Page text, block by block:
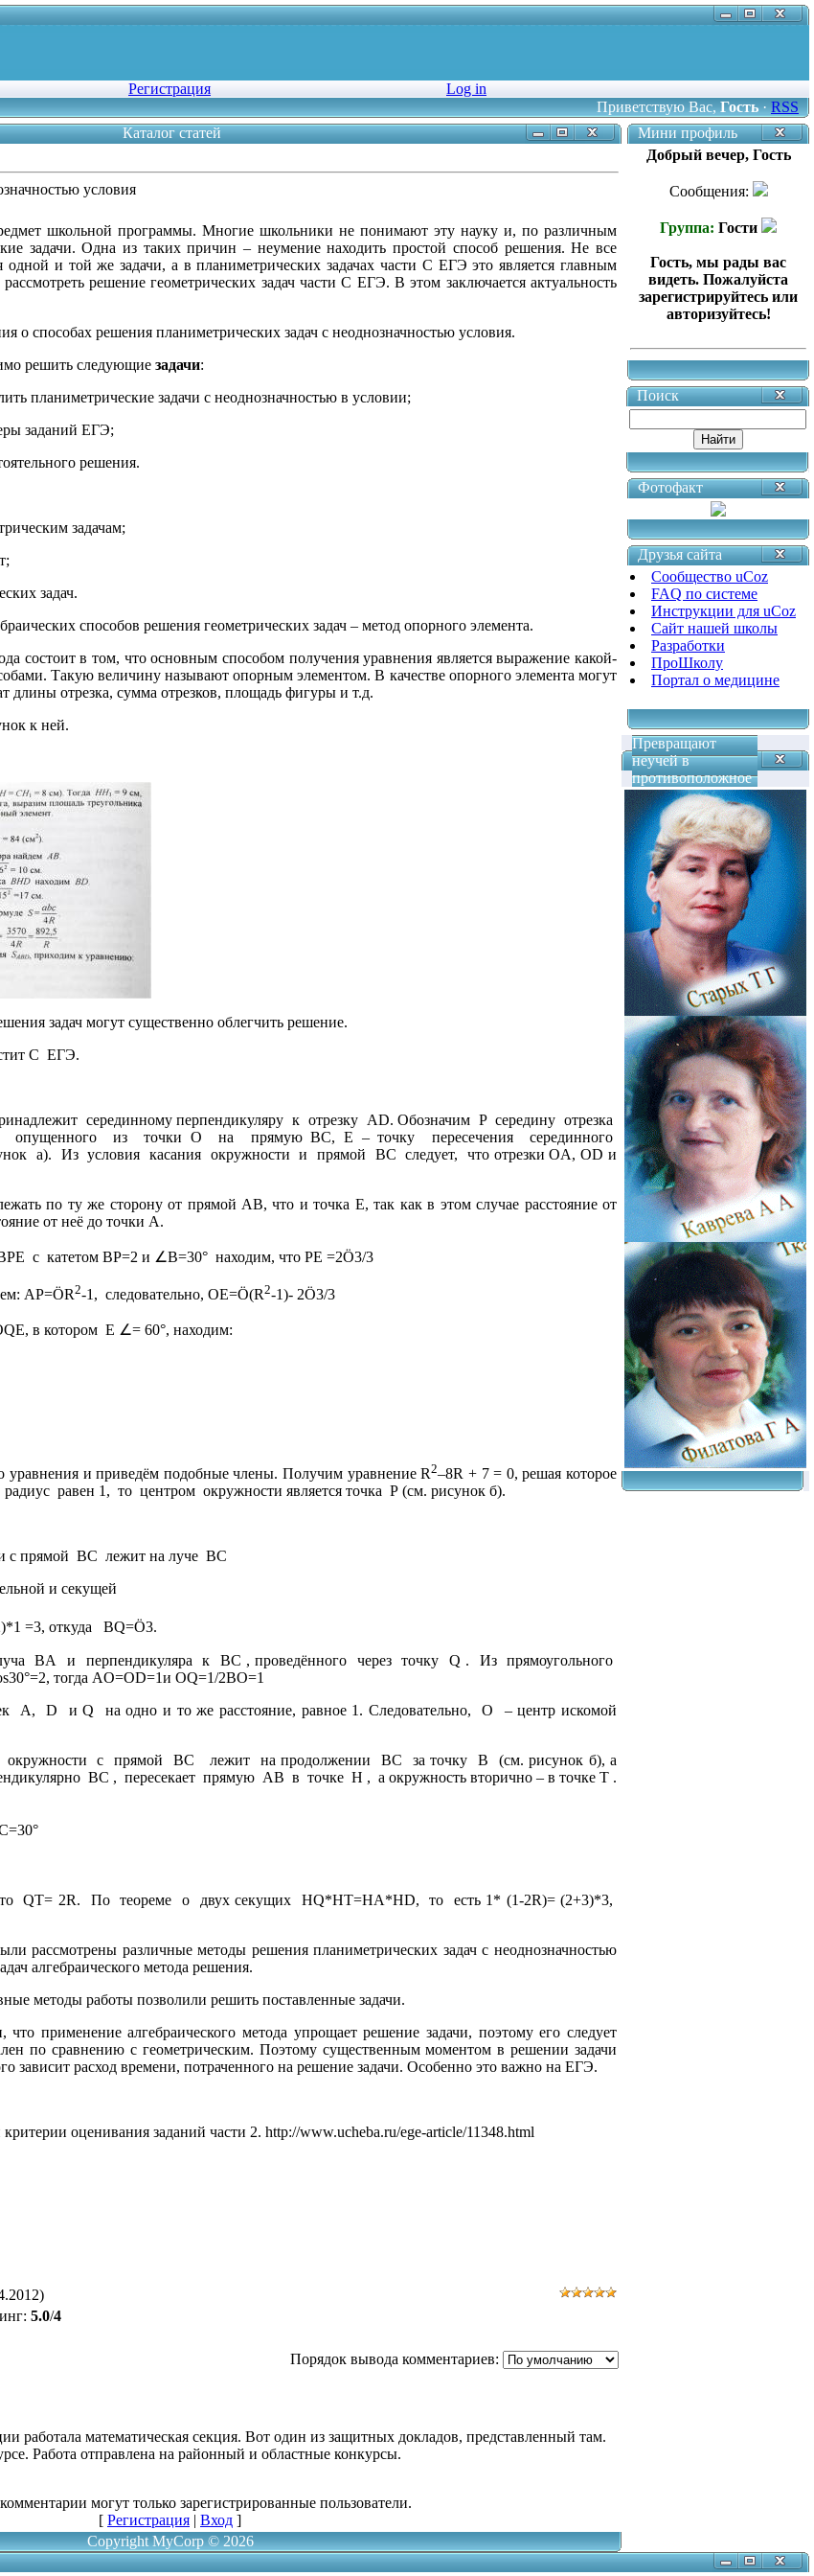
Регистрация
Log in
Приветствую Вас,Гость·RSS
Каталог статей
условия
школьной программы. Многие школьники не понимают эту науку и, по различным
задачи. Одна из таких причин – неумение находить простой способ решения. Не все
и той же задачи, а в планиметрических задачах части С ЕГЭ это является главным
решение геометрических задач части С ЕГЭ. В этом заключается актуальность
о способах решения планиметрических задач с неоднозначностью условия.
решить следующиезадачи:
планиметрические задачи с неоднозначностью в условии;
заданий ЕГЭ;
решения.
задачам;
задач.
способов решения геометрических задач – метод опорного элемента.
состоит в том, что основным способом получения уравнения является выражение какой-
Такую величину называют опорным элементом. В качестве опорного элемента могут
длины отрезка, сумма отрезков, площадь фигуры и т.д.
к ней.
задач могут существенно облегчить решение.
С ЕГЭ.
серединному перпендикуляру к отрезку AD. Обозначим P середину отрезка
опущенного из точки O на прямую BC, E – точку пересечения
серединного
а). Из условия касания окружности и прямой BC следует,
что отрезки OA, OD и
по ту же сторону от прямой AB, что и точка E, так как в этом случае расстояние от
от неё до точки A.
с катетом BP=2 и ∠B=30° находим, что PE =2Ö3/3
AP=ÖR2-1, следовательно, OE=Ö(R2-1)- 2Ö3/3
в котором E ∠= 60°, находим:
уравнения и приведём подобные члены. Получим уравнение R2–8R + 7 = 0, решая которое
радиус равен 1, то центром окружности является точка Р (см. рисунок б).
с прямой BC лежит на луче BC
и секущей
=3, откуда BQ=Ö3.
BA и перпендикуляра к BC , проведённого через точку Q . Из
прямоугольного
тогда AO=OD=1и OQ=1/2BO=1
A, D и Q на одно и то же расстояние, равное 1. Следовательно, O
– центр искомой
окружности с прямой BC лежит на продолжении BC за точку B
(см. рисунок б), а
BC , пересекает прямую AB в точке H , а окружность вторично – в точке T .
=30°
то QT= 2R. По теореме о двух секущих HQ*HT=HA*HD, то
есть 1* (1-2R)= (2+3)*3,
рассмотрены различные методы решения планиметрических задач с неоднозначностью
алгебраического метода решения.
методы работы позволили решить поставленные задачи.
применение алгебраического метода упрощает решение задачи, поэтому его следует
по сравнению с геометрическим. Поэтому существенным моментом в решении задачи
зависит расход времени, потраченного на решение задачи. Особенно это важно на ЕГЭ.
оценивания заданий части 2. http://www.ucheba.ru/ege-article/11348.html
: 5.0/4
Порядок вывода комментариев:
работала математическая секция. Вот один из защитных докладов, представленный там.
Работа отправлена на районный и областные конкурсы.
могут только зарегистрированные пользователи.
[ Регистрация | Вход ]
Copyright MyCorp © 2026
Мини профиль
Добрый вечер, Гость
Сообщения:
Группа: Гости
Гость, мы рады вас
видеть. Пожалуйста
зарегистрируйтесь или
авторизуйтесь!
Поиск
Фотофакт
Друзья сайта
Сообщество uCoz
FAQ по системе
Инструкции для uCoz
Сайт нашей школы
Разработки
ПроШколу
Портал о медицине
Превращают
неучей в
противоположное